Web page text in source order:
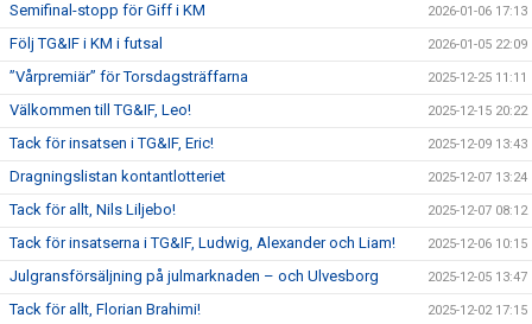
Semifinal-stopp för Giff i KM 2026-01-06 17:13
Följ TG&IF i KM i futsal 2026-01-05 22:09
”Vårpremiär” för Torsdagsträffarna 2025-12-25 11:11
Välkommen till TG&IF, Leo! 2025-12-15 20:22
Tack för insatsen i TG&IF, Eric! 2025-12-09 13:43
Dragningslistan kontantlotteriet 2025-12-07 13:24
Tack för allt, Nils Liljebo! 2025-12-07 08:12
Tack för insatserna i TG&IF, Ludwig, Alexander och Liam! 2025-12-06 10:15
Julgransförsäljning på julmarknaden – och Ulvesborg 2025-12-05 13:47
Tack för allt, Florian Brahimi! 2025-12-02 17:15